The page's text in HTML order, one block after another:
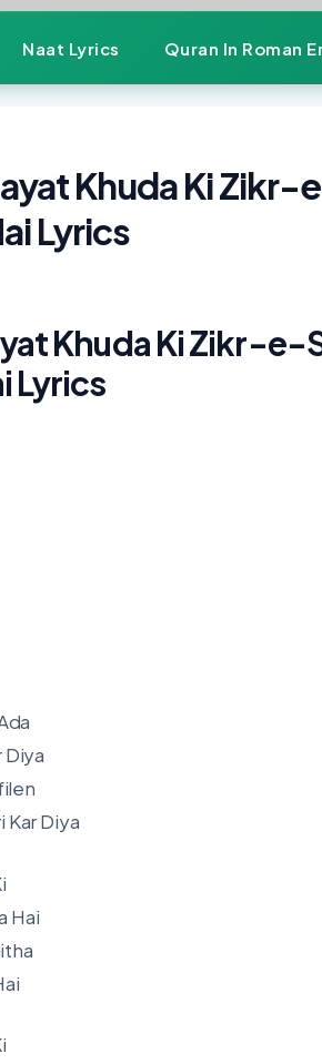
Naat Lyrics Quran In Roman
Khuda Ki
Lyrics
Khuda Ki Zikr-
Lyrics
Diya
Kar Diya
Hai